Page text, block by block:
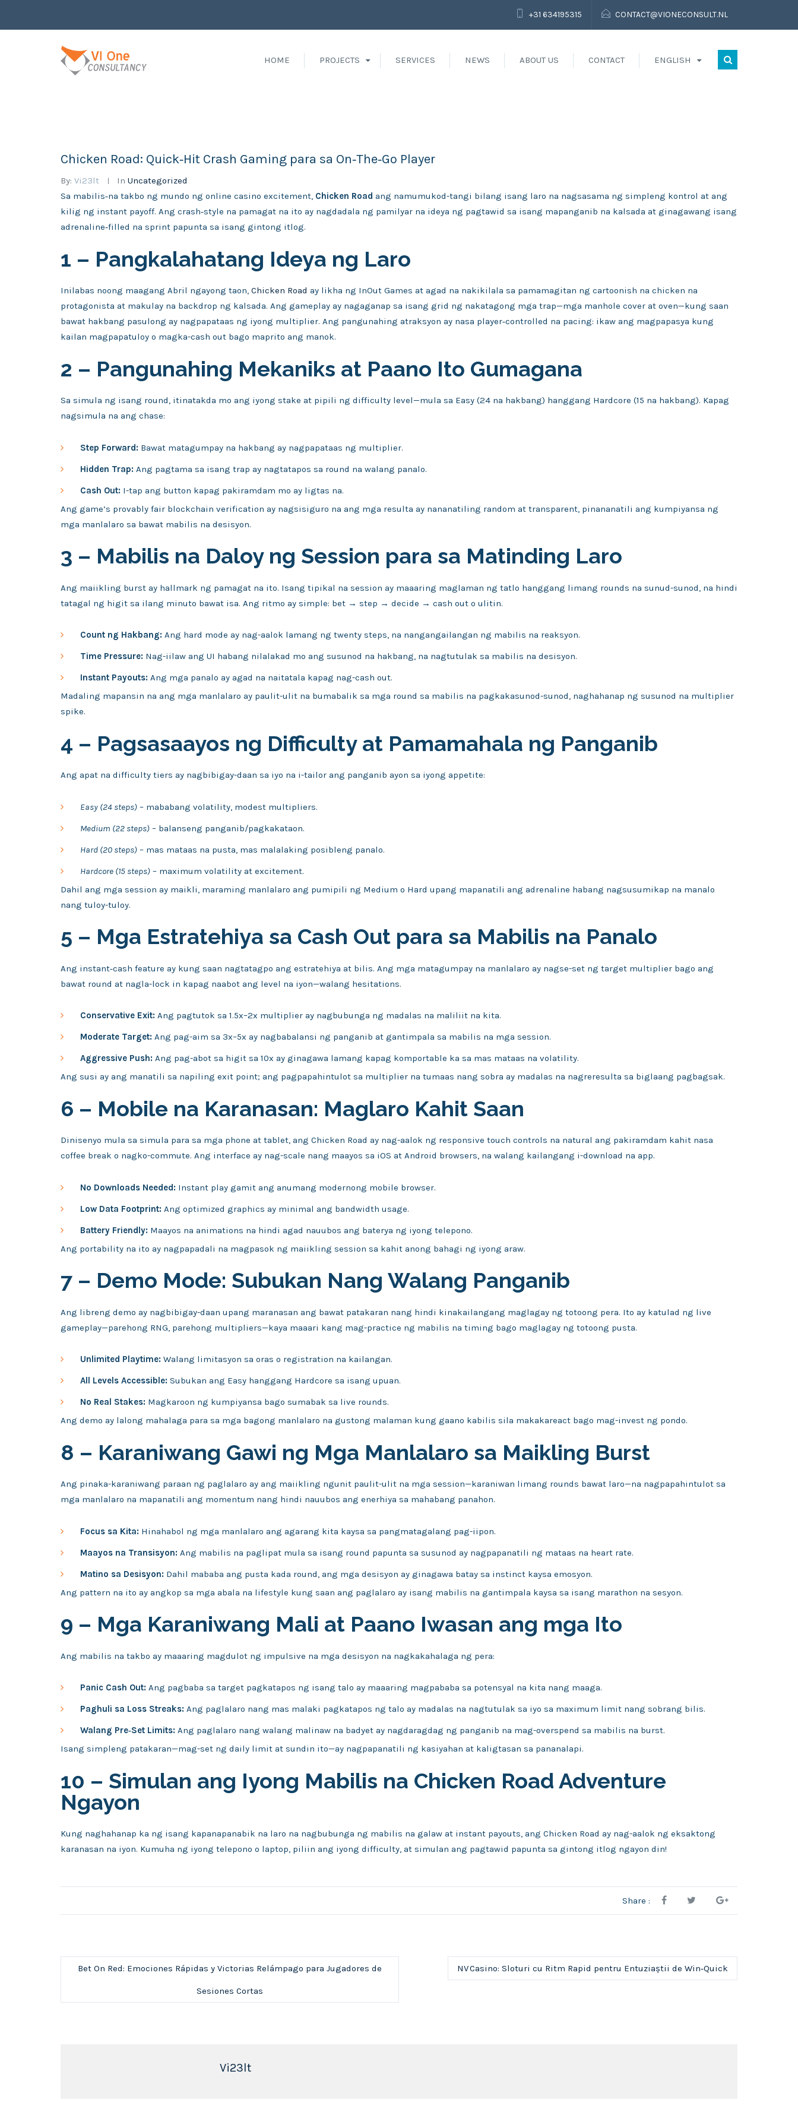
+31 634195315 CONTACT@VIONECONSULT.NL
HOME PROJECTS SERVICES NEWS ABOUT US CONTACT ENGLISH
Chicken Road: Quick‑Hit Crash Gaming para sa On‑The‑Go Player
By: Vi23lt In Uncategorized
Sa mabilis‑na takbo ng mundo ng online casino excitement, Chicken Road ang namumukod-tangi bilang isang laro na nagsasama ng simpleng kontrol at ang
kilig ng instant payoff. Ang crash‑style na pamagat na ito ay nagdadala ng pamilyar na ideya ng pagtawid sa isang mapanganib na kalsada at ginagawang isang
adrenaline‑filled na sprint papunta sa isang gintong itlog.
1 – Pangkalahatang Ideya ng Laro
Inilabas noong maagang Abril ngayong taon, Chicken Road ay likha ng InOut Games at agad na nakikilala sa pamamagitan ng cartoonish na chicken na
protagonista at makulay na backdrop ng kalsada. Ang gameplay ay nagaganap sa isang grid ng nakatagong mga trap—mga manhole cover at oven—kung saan
bawat hakbang pasulong ay nagpapataas ng iyong multiplier. Ang pangunahing atraksyon ay nasa player‑controlled na pacing: ikaw ang magpapasya kung
kailan magpapatuloy o magka-cash out bago maprito ang manok.
2 – Pangunahing Mekaniks at Paano Ito Gumagana
Sa simula ng isang round, itinatakda mo ang iyong stake at pipili ng difficulty level—mula sa Easy (24 na hakbang) hanggang Hardcore (15 na hakbang). Kapag
nagsimula na ang chase:
Step Forward: Bawat matagumpay na hakbang ay nagpapataas ng multiplier.
Hidden Trap: Ang pagtama sa isang trap ay nagtatapos sa round na walang panalo.
Cash Out: I-tap ang button kapag pakiramdam mo ay ligtas na.
Ang game’s provably fair blockchain verification ay nagsisiguro na ang mga resulta ay nananatiling random at transparent, pinananatili ang kumpiyansa ng
mga manlalaro sa bawat mabilis na desisyon.
3 – Mabilis na Daloy ng Session para sa Matinding Laro
Ang maiikling burst ay hallmark ng pamagat na ito. Isang tipikal na session ay maaaring maglaman ng tatlo hanggang limang rounds na sunud-sunod, na hindi
tatagal ng higit sa ilang minuto bawat isa. Ang ritmo ay simple: bet → step → decide → cash out o ulitin.
Count ng Hakbang: Ang hard mode ay nag-aalok lamang ng twenty steps, na nangangailangan ng mabilis na reaksyon.
Time Pressure: Nag-iilaw ang UI habang nilalakad mo ang susunod na hakbang, na nagtutulak sa mabilis na desisyon.
Instant Payouts: Ang mga panalo ay agad na naitatala kapag nag-cash out.
Madaling mapansin na ang mga manlalaro ay paulit-ulit na bumabalik sa mga round sa mabilis na pagkakasunod-sunod, naghahanap ng susunod na multiplier
spike.
4 – Pagsasaayos ng Difficulty at Pamamahala ng Panganib
Ang apat na difficulty tiers ay nagbibigay-daan sa iyo na i-tailor ang panganib ayon sa iyong appetite:
Easy (24 steps) – mababang volatility, modest multipliers.
Medium (22 steps) – balanseng panganib/pagkakataon.
Hard (20 steps) – mas mataas na pusta, mas malalaking posibleng panalo.
Hardcore (15 steps) – maximum volatility at excitement.
Dahil ang mga session ay maikli, maraming manlalaro ang pumipili ng Medium o Hard upang mapanatili ang adrenaline habang nagsusumikap na manalo
nang tuloy-tuloy.
5 – Mga Estratehiya sa Cash Out para sa Mabilis na Panalo
Ang instant‑cash feature ay kung saan nagtatagpo ang estratehiya at bilis. Ang mga matagumpay na manlalaro ay nagse-set ng target multiplier bago ang
bawat round at nagla-lock in kapag naabot ang level na iyon—walang hesitations.
Conservative Exit: Ang pagtutok sa 1.5x–2x multiplier ay nagbubunga ng madalas na maliliit na kita.
Moderate Target: Ang pag-aim sa 3x–5x ay nagbabalansi ng panganib at gantimpala sa mabilis na mga session.
Aggressive Push: Ang pag-abot sa higit sa 10x ay ginagawa lamang kapag komportable ka sa mas mataas na volatility.
Ang susi ay ang manatili sa napiling exit point; ang pagpapahintulot sa multiplier na tumaas nang sobra ay madalas na nagreresulta sa biglaang pagbagsak.
6 – Mobile na Karanasan: Maglaro Kahit Saan
Dinisenyo mula sa simula para sa mga phone at tablet, ang Chicken Road ay nag-aalok ng responsive touch controls na natural ang pakiramdam kahit nasa
coffee break o nagko-commute. Ang interface ay nag-scale nang maayos sa iOS at Android browsers, na walang kailangang i-download na app.
No Downloads Needed: Instant play gamit ang anumang modernong mobile browser.
Low Data Footprint: Ang optimized graphics ay minimal ang bandwidth usage.
Battery Friendly: Maayos na animations na hindi agad nauubos ang baterya ng iyong telepono.
Ang portability na ito ay nagpapadali na magpasok ng maiikling session sa kahit anong bahagi ng iyong araw.
7 – Demo Mode: Subukan Nang Walang Panganib
Ang libreng demo ay nagbibigay-daan upang maranasan ang bawat patakaran nang hindi kinakailangang maglagay ng totoong pera. Ito ay katulad ng live
gameplay—parehong RNG, parehong multipliers—kaya maaari kang mag-practice ng mabilis na timing bago maglagay ng totoong pusta.
Unlimited Playtime: Walang limitasyon sa oras o registration na kailangan.
All Levels Accessible: Subukan ang Easy hanggang Hardcore sa isang upuan.
No Real Stakes: Magkaroon ng kumpiyansa bago sumabak sa live rounds.
Ang demo ay lalong mahalaga para sa mga bagong manlalaro na gustong malaman kung gaano kabilis sila makakareact bago mag-invest ng pondo.
8 – Karaniwang Gawi ng Mga Manlalaro sa Maikling Burst
Ang pinaka-karaniwang paraan ng paglalaro ay ang maiikling ngunit paulit-ulit na mga session—karaniwan limang rounds bawat laro—na nagpapahintulot sa
mga manlalaro na mapanatili ang momentum nang hindi nauubos ang enerhiya sa mahabang panahon.
Focus sa Kita: Hinahabol ng mga manlalaro ang agarang kita kaysa sa pangmatagalang pag-iipon.
Maayos na Transisyon: Ang mabilis na paglipat mula sa isang round papunta sa susunod ay nagpapanatili ng mataas na heart rate.
Matino sa Desisyon: Dahil mababa ang pusta kada round, ang mga desisyon ay ginagawa batay sa instinct kaysa emosyon.
Ang pattern na ito ay angkop sa mga abala na lifestyle kung saan ang paglalaro ay isang mabilis na gantimpala kaysa sa isang marathon na sesyon.
9 – Mga Karaniwang Mali at Paano Iwasan ang mga Ito
Ang mabilis na takbo ay maaaring magdulot ng impulsive na mga desisyon na nagkakahalaga ng pera:
Panic Cash Out: Ang pagbaba sa target pagkatapos ng isang talo ay maaaring magpababa sa potensyal na kita nang maaga.
Paghuli sa Loss Streaks: Ang paglalaro nang mas malaki pagkatapos ng talo ay madalas na nagtutulak sa iyo sa maximum limit nang sobrang bilis.
Walang Pre‑Set Limits: Ang paglalaro nang walang malinaw na badyet ay nagdaragdag ng panganib na mag-overspend sa mabilis na burst.
Isang simpleng patakaran—mag-set ng daily limit at sundin ito—ay nagpapanatili ng kasiyahan at kaligtasan sa pananalapi.
10 – Simulan ang Iyong Mabilis na Chicken Road Adventure
Ngayon
Kung naghahanap ka ng isang kapanapanabik na laro na nagbubunga ng mabilis na galaw at instant payouts, ang Chicken Road ay nag-aalok ng eksaktong
karanasan na iyon. Kumuha ng iyong telepono o laptop, piliin ang iyong difficulty, at simulan ang pagtawid papunta sa gintong itlog ngayon din!
Share :
Bet On Red: Emociones Rápidas y Victorias Relámpago para Jugadores de
Sesiones Cortas
NV Casino: Sloturi cu Ritm Rapid pentru Entuziaștii de Win‑Quick
Vi23lt